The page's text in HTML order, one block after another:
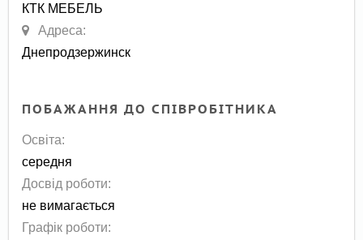
КТК МЕБЕЛЬ
Адреса:
Днепродзержинск
ПОБАЖАННЯ ДО СПІВРОБІТНИКА
Освіта:
середня
Досвід роботи:
не вимагається
Графік роботи: